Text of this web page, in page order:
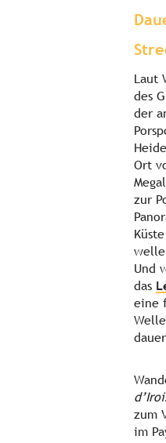
Laut
des
der
Ort
zur
Und
das
eine
zum
im